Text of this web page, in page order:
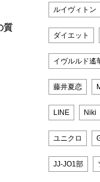
質
ルイヴィトン
ダイエット
イヴルルド遙
藤井夏恋
LINE Niki
ユニクロ
JJ-JO1部